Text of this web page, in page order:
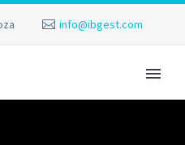
info@ibgest.com